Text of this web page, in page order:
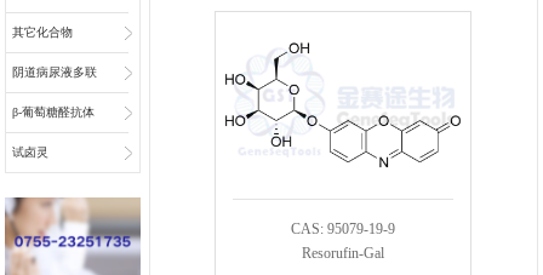
其它化合物
阴道病尿液多联
检底物
β-葡萄糖醛抗体
偶联物连接子
试卤灵
CAS: 95079-19-9
Resorufin-Gal